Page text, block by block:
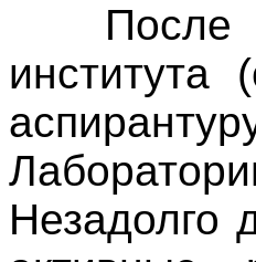
После
Незадолго